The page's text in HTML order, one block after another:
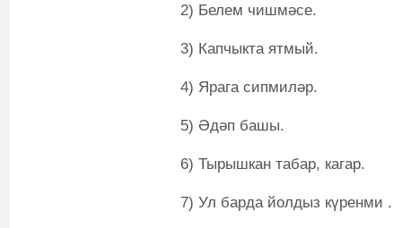
2) Белем чишмәсе.
3) Капчыкта ятмый.
4) Ярага сипмиләр.
5) Әдәп башы.
6) Тырышкан табар, кагар.
7) Ул барда йолдыз күренми .